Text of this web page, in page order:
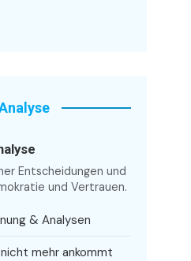
Entscheidungen und
und Vertrauen.
& Analysen
mehr ankommt